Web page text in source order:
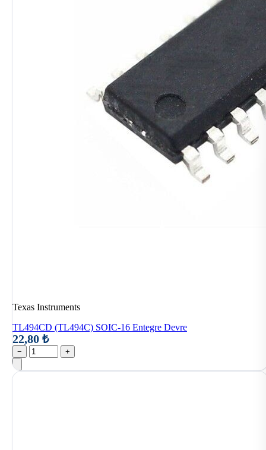
Texas Instruments
TL494CD (TL494C) SOIC-16 Entegre Devre
22,80 ₺
− +